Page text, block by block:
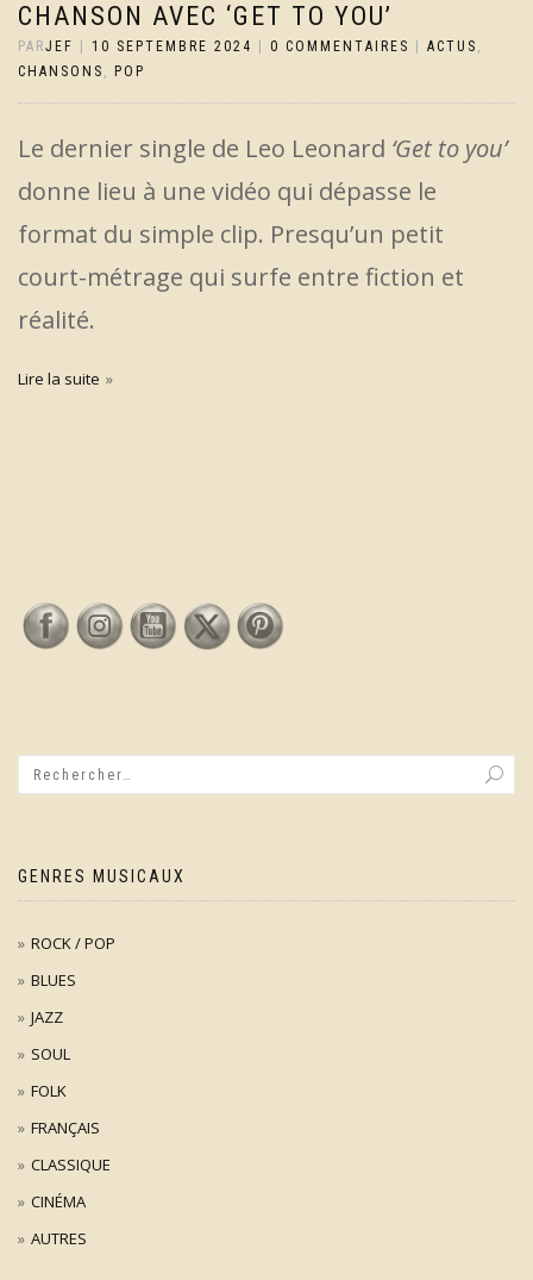
CHANSON AVEC ‘GET TO YOU’
PARJEF 10 SEPTEMBRE 2024 0 COMMENTAIRES ACTUS ,
CHANSONS , POP
Le dernier single de Leo Leonard ‘Get to you’
donne lieu à une vidéo qui dépasse le
format du simple clip. Presqu’un petit
court-métrage qui surfe entre fiction et
réalité.
Lire la suite
GENRES MUSICAUX
ROCK / POP
BLUES
JAZZ
SOUL
FOLK
FRANÇAIS
CLASSIQUE
CINÉMA
AUTRES